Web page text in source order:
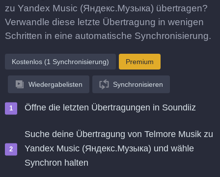
zu Yandex Music (Яндекс.Музыка) übertragen?
Verwandle diese letzte Übertragung in wenigen
Schritten in eine automatische Synchronisierung.
Kostenlos (1 Synchronisierung) Premium
Wiedergabelisten Synchronisieren
Öffne die letzten Übertragungen in Soundiiz
Suche deine Übertragung von Telmore Musik zu
Yandex Music (Яндекс.Музыка) und wähle
Synchron halten